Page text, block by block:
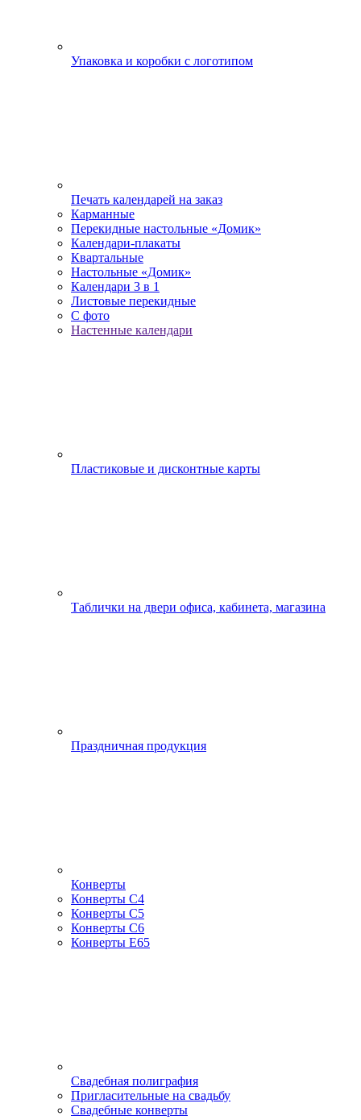
Упаковка и коробки с логотипом
Печать календарей на заказ
Карманные
Перекидные настольные «Домик»
Календари-плакаты
Квартальные
Настольные «Домик»
Календари 3 в 1
Листовые перекидные
С фото
Настенные календари
Пластиковые и дисконтные карты
Таблички на двери офиса, кабинета, магазина
Праздничная продукция
Конверты
Конверты С4
Конверты С5
Конверты С6
Конверты Е65
Свадебная полиграфия
Пригласительные на свадьбу
Свадебные конверты